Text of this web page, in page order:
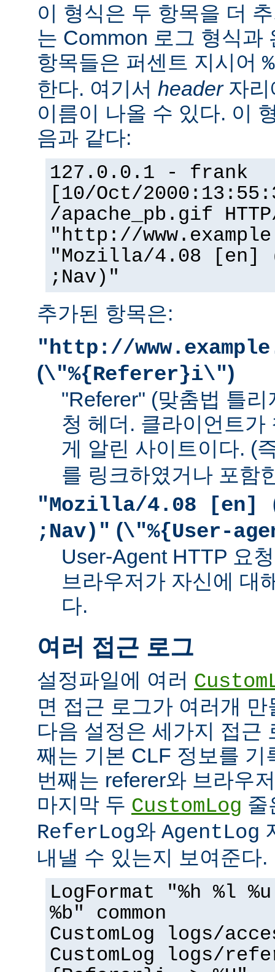
이 형식은 두 항목을 더
는 Common 로그 형식과
항목들은 퍼센트 지시어
한다. 여기서 header자리
이름이 나올 수 있다. 이
음과 같다:
127.0.0.1 - frank
[10/Oct/
/apache_pb.gif
"http://
"Mozilla/4.08 [en]
;Nav)"
추가된 항목은:
"http://
(\"%{Referer}i\")
"Referer" (맞춤법 틀
청 헤더. 클라이언트가
게 알린 사이트이다. (
를 링크하였거나 포함
"Mozilla/4.08 [en]
;Nav)" (\"%{User-
User-Agent HTTP 요
브라우저가 자신에 대
다.
여러 접근 로그
설정파일에 여러
면 접근 로그가 여러개
다음 설정은 세가지 접근
째는 기본 CLF 정보를 기
번째는 referer와 브라우
마지막 두 CustomLog 줄
ReferLog와 AgentLog
내낼 수 있는지 보여준다.
LogFormat "%h %l
%b" common
CustomLog logs/
CustomLog logs/